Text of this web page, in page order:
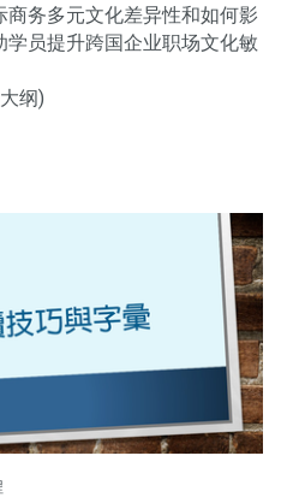
务多元文化差异性和如何影
员提升跨国企业职场文化敏
纲)